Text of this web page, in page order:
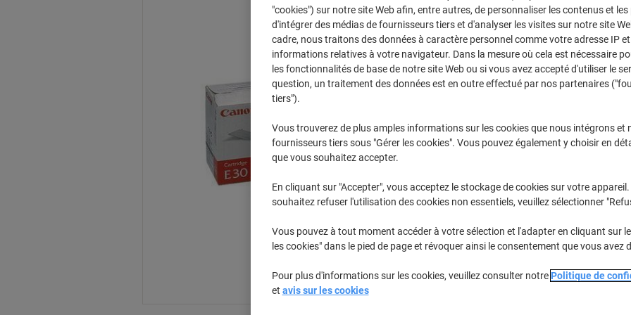
CHF62.95 À partir de 3
CHF68.05 TVA incl.
Quantité TVA excl.
1-2Unités CHF65.45
Temporairement épuisé
Souhaitez-vous recevoir une
Me tenir informé
Nous sommes désolés, ce
Informations de livraison
"cookies") sur notre site Web afin, entre autres, de personnaliser les contenus et les
d'intégrer des médias de fournisseurs tiers et d'analyser les visites sur notre site
cadre, nous traitons des données à caractère personnel comme votre adresse IP et
informations relatives à votre navigateur. Dans la mesure où cela est nécessaire
les fonctionnalités de base de notre site Web ou si vous avez accepté d'utiliser le
question, un traitement des données est en outre effectué par nos partenaires
tiers").
Vous trouverez de plus amples informations sur les cookies que nous intégrons et
fournisseurs tiers sous "Gérer les cookies". Vous pouvez également y choisir en
que vous souhaitez accepter.
En cliquant sur "Accepter", vous acceptez le stockage de cookies sur votre appareil.
souhaitez refuser l'utilisation des cookies non essentiels, veuillez sélectionner
Vous pouvez à tout moment accéder à votre sélection et l'adapter en cliquant sur le
les cookies" dans le pied de page et révoquer ainsi le consentement que vous avez
Pour plus d'informations sur les cookies, veuillez consulter notre Politique de
et avis sur les cookies